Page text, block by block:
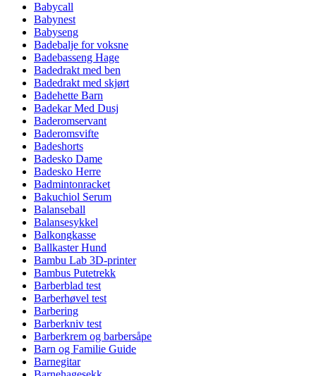
Babycall
Babynest
Babyseng
Badebalje for voksne
Badebasseng Hage
Badedrakt med ben
Badedrakt med skjørt
Badehette Barn
Badekar Med Dusj
Baderomservant
Baderomsvifte
Badeshorts
Badesko Dame
Badesko Herre
Badmintonracket
Bakuchiol Serum
Balanseball
Balansesykkel
Balkongkasse
Ballkaster Hund
Bambu Lab 3D-printer
Bambus Putetrekk
Barberblad test
Barberhøvel test
Barbering
Barberkniv test
Barberkrem og barbersåpe
Barn og Familie Guide
Barnegitar